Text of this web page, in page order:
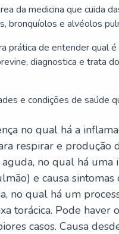
da medicina que cuida
bronquíolos e alvéolos
prática de entender qual
diagnostica e trata
e condições de saúde
no qual há a
respirar e produção
no qual há
e causa sintomas
no qual há um
torácica. Pode
casos. Causa